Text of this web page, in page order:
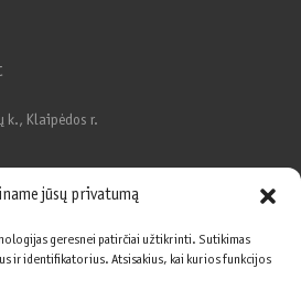
jūsų privatumą
geresnei patirčiai užtikrinti. Sutikimas
ir identifikatorius. Atsisakius, kai kurios funkcijos
k., Klaipėdos r.
naudojami
paspauskite